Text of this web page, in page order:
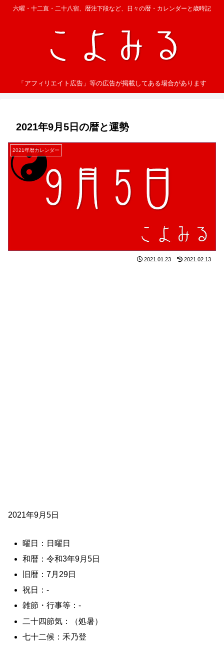
六曜・十二直・二十八宿、暦注下段など、日々の暦・カレンダーと歳時記
「アフィリエイト広告」等の広告が掲載してある場合があります
2021年9月5日の暦と運勢
2021年暦カレンダー
2021.01.23 2021.02.13
2021年9月5日
曜日：日曜日
和暦：令和3年9月5日
旧暦：7月29日
祝日：-
雑節・行事等：-
二十四節気：（処暑）
七十二候：禾乃登